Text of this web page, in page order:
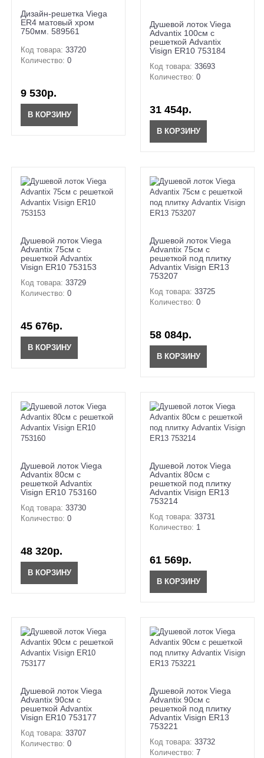
Дизайн-решетка Viega
ER4 матовый хром
750мм. 589561
Код товара: 33720
Количество: 0
9 530р.
В КОРЗИНУ
Душевой лоток Viega
Advantix 100см с
решеткой Advantix
Visign ER10 753184
Код товара: 33693
Количество: 0
31 454р.
В КОРЗИНУ
Душевой лоток Viega
Advantix 75см с
решеткой Advantix
Visign ER10 753153
Код товара: 33729
Количество: 0
45 676р.
В КОРЗИНУ
Душевой лоток Viega
Advantix 75см с
решеткой под плитку
Advantix Visign ER13
753207
Код товара: 33725
Количество: 0
58 084р.
В КОРЗИНУ
Душевой лоток Viega
Advantix 80см с
решеткой Advantix
Visign ER10 753160
Код товара: 33730
Количество: 0
48 320р.
В КОРЗИНУ
Душевой лоток Viega
Advantix 80см с
решеткой под плитку
Advantix Visign ER13
753214
Код товара: 33731
Количество: 1
61 569р.
В КОРЗИНУ
Душевой лоток Viega
Advantix 90см с
решеткой Advantix
Visign ER10 753177
Код товара: 33707
Количество: 0
Душевой лоток Viega
Advantix 90см с
решеткой под плитку
Advantix Visign ER13
753221
Код товара: 33732
Количество: 7